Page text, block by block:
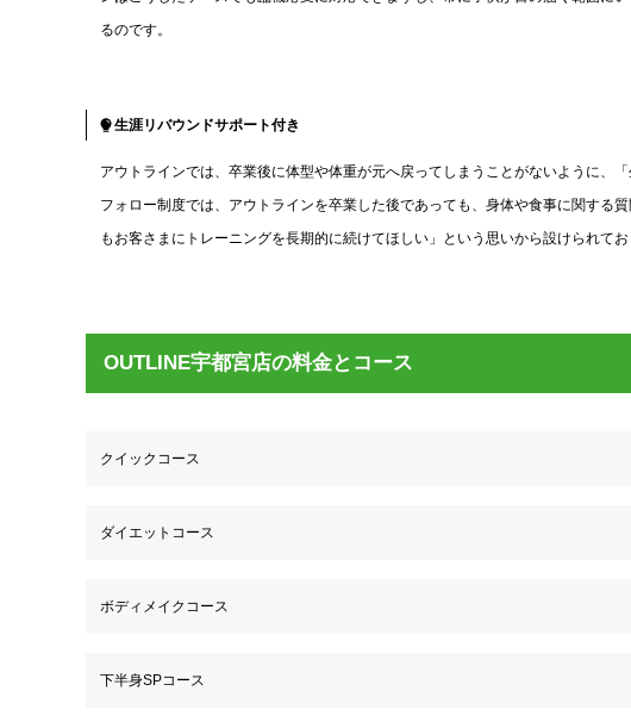
るのです。
生涯リバウンドサポート付き
アウトラインでは、卒業後に体型や体重が元へ戻ってしまうことがないように、
フォロー制度では、アウトラインを卒業した後であっても、身体や食事に関する
もお客さまにトレーニングを長期的に続けてほしい」という思いから設けられて
OUTLINE宇都宮店の料金とコース
クイックコース
ダイエットコース
ボディメイクコース
下半身SPコース